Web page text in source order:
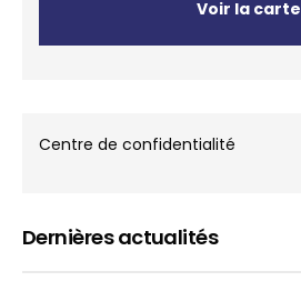
Voir la carte
Centre de confidentialité
Dernières actualités